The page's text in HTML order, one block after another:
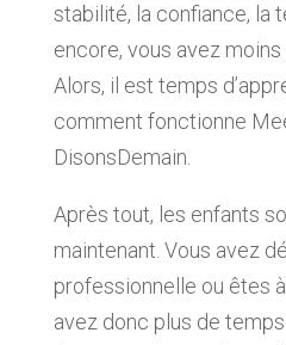
stabilité, la confiance, la
encore, vous avez
Alors, il est temps
comment fonctionne
DisonsDemain.
Après tout, les enfants
maintenant. Vous avez
professionnelle ou êtes
avez donc plus de